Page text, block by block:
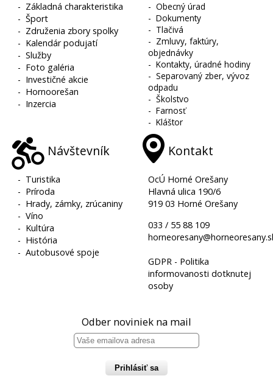
- Základná charakteristika
-Šport
- Združenia zbory spolky
- Kalendár podujatí
-Služby
- Foto galéria
- Investičné akcie
- Hornoorešan
- Inzercia
-Obecný úrad
-Dokumenty
- Tlačivá
- Zmluvy, faktúry,
objednávky
-Kontakty, úradné hodiny
-Separovaný zber, vývoz
odpadu
-Školstvo
-Farnosť
-Kláštor
Návštevník
- Turistika
- Príroda
- Hrady, zámky, zrúcaniny
-Víno
- Kultúra
- História
-Autobusové spoje
Kontakt
OcÚ Horné Orešany
Hlavná ulica 190/6
919 03 Horné Orešany
033 / 55 88 109
GDPR - Politika
informovanosti dotknutej
osoby
Odber noviniek na mail
Prihlásiť sa